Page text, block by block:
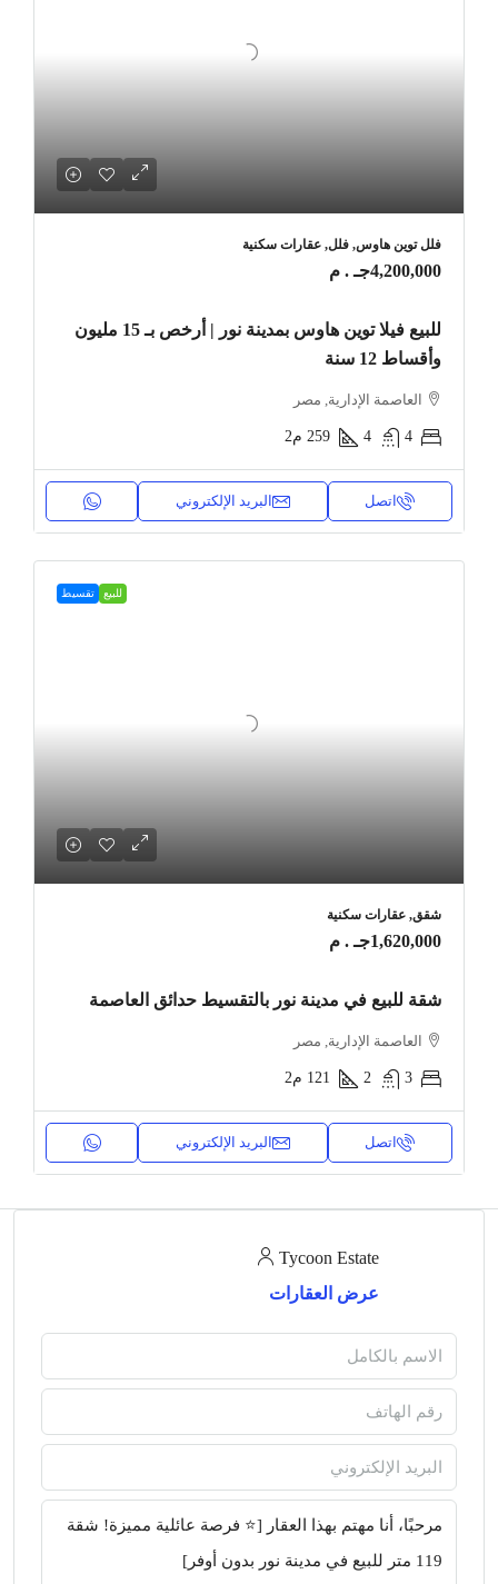
فلل توين هاوس, فلل, عقارات سكنية
4,200,000جـ . م
للبيع فيلا توين هاوس بمدينة نور | أرخص بـ 15 مليون
وأقساط 12 سنة
العاصمة الإدارية, مصر
4
4
259 م2
اتصل البريد الإلكتروني
للبيع تقسيط
شقق, عقارات سكنية
1,620,000جـ . م
شقة للبيع في مدينة نور بالتقسيط حدائق العاصمة
العاصمة الإدارية, مصر
3
2
121 م2
اتصل البريد الإلكتروني
Tycoon Estate
عرض العقارات